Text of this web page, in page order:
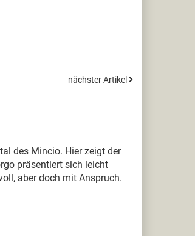
nächster Artikel
des Mincio. Hier zeigt der
präsentiert sich leicht
aber doch mit Anspruch.